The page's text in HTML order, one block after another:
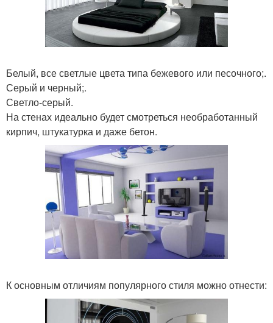
Белый, все светлые цвета типа бежевого или песочного;.
Серый и черный;.
Светло-серый.
На стенах идеально будет смотреться необработанный
кирпич, штукатурка и даже бетон.
К основным отличиям популярного стиля можно отнести: